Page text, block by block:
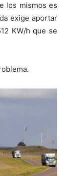
los mismos es
exige aportar
KW/h que se